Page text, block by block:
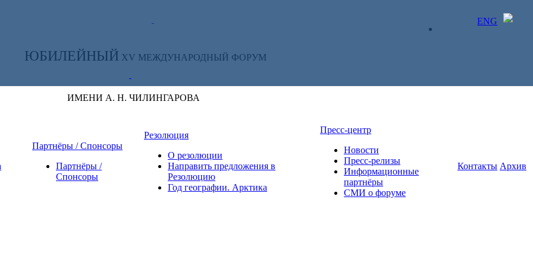
ENG
ЛИЧНЫЙ КАБИНЕТ
ЮБИЛЕЙНЫЙ XV МЕЖДУНАРОДНЫЙ ФОРУМ
ИМЕНИ А. Н. ЧИЛИНГАРОВА
Партнёры / Спонсоры
Партнёры /
Спонсоры
Резолюция
О резолюции
Направить предложения в
Резолюцию
Год географии. Арктика
Пресс-центр
Новости
Пресс-релизы
Информационные
партнёры
СМИ о форуме
Контакты Архив